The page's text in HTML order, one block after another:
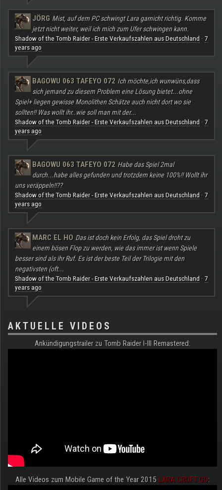
JÖRG Mist, auf dem PC schwingt Lara garnicht richtig. Komme
jetzt nicht weiter, weil ich mich zum Ufer schwingen kann.
Shadow of the Tomb Raider - Erste Verkaufszahlen aus Deutschland · 7
years ago
BAGOWU 063 TAFEYO 072 Ich möchte,ich wunwüns,dass
sich jemand zu diesem Problem eine Lösung bietet...ohne
Spiel+ liegen gewisse Monolithen Schätze auch nicht dort wo sie
sollten!! Was wollt ihr..wie soll man mit der...
Shadow of the Tomb Raider - Erste Verkaufszahlen aus Deutschland · 7
years ago
BAGOWU 063 TAFEYO 072 Habe das Spiel 2mal
durch...habe alles gefunden und trotzdem keine 100%!! Wollt ihr
uns veräppeln!!??
Shadow of the Tomb Raider - Erste Verkaufszahlen aus Deutschland · 7
years ago
MARC EL HO Das ist doch kein Erfolg, das Spiel droht zu
einem bösen Flop zu werden, wie das immer ist wenn Spiele
besser sind als ihr Ruf. Es ist der beste Teil der Trilogie mit den
negativsten (oft...
Shadow of the Tomb Raider - Erste Verkaufszahlen aus Deutschland · 7
years ago
AKTUELLE VIDEOS
Ankündigungstrailer zu Tomb Raider I-III Remastered:
Alle Videos zum Mobile Game of the Year 2015 LARA CROFT GO: